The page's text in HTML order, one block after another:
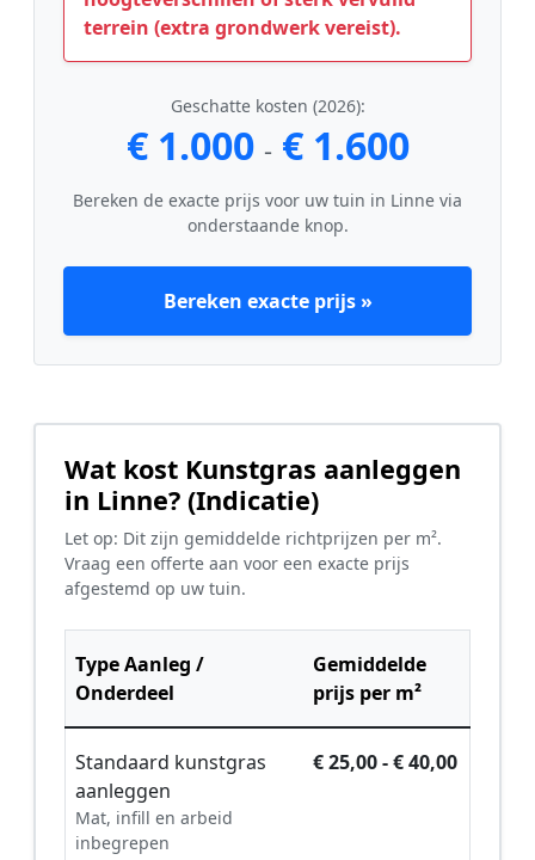
terrein (extra grondwerk vereist).
Geschatte kosten (2026):
€ 1.000 - € 1.600
Bereken de exacte prijs voor uw tuin in Linne via
onderstaande knop.
Bereken exacte prijs »
Wat kost Kunstgras aanleggen
in Linne? (Indicatie)
Let op: Dit zijn gemiddelde richtprijzen per m².
Vraag een offerte aan voor een exacte prijs
afgestemd op uw tuin.
Type Aanleg /
Onderdeel
Gemiddelde
prijs per m²
Standaard kunstgras
aanleggen
Mat, infill en arbeid
inbegrepen
€ 25,00 - € 40,00